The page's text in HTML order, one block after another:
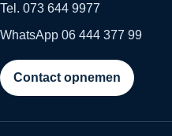
Tel. 073 644 9977
WhatsApp 06 444 377 99
Contact opnemen